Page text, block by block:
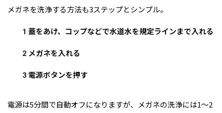
メガネを洗浄する方法も3ステップとシンプル。
蓋をあけ、コップなどで水道水を規定ラインまで入れる
メガネを入れる
電源ボタンを押す
電源は5分間で自動オフになりますが、メガネの洗浄には1〜2